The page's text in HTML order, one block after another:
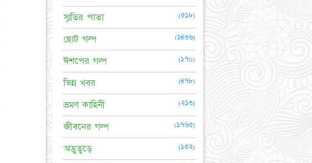
স্মৃতির পাতা (৫১৮)
ছোট গল্প (১৪৩৬)
ঈশপের গল্প (১৭০)
ভিন্ন খবর (৪৭৮)
ভ্রমণ কাহিনী (২১৩)
জীবনের গল্প (১৭৬৫)
অদ্ভুতুড়ে (১৫২)